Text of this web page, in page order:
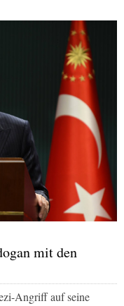
mit den
Angriff auf seine